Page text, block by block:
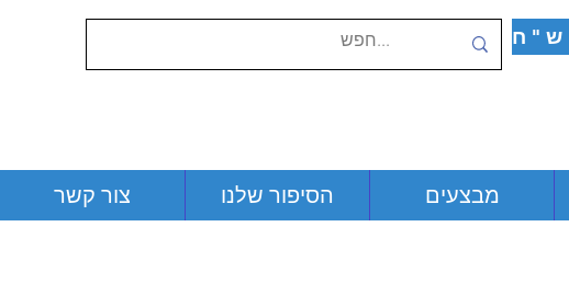
צור קשר הסיפור שלנו מבצעים